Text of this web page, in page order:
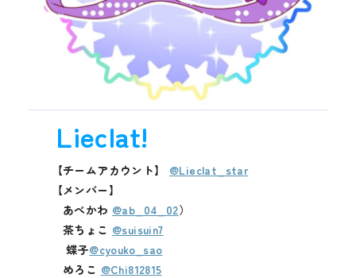
Lieclat!
【チームアカウント】 @Lieclat_star
【メンバー】
あべかわ @ab_04_02）
茶ちょこ @suisuin7
蝶子@cyouko_sao
めろこ @Chi812815